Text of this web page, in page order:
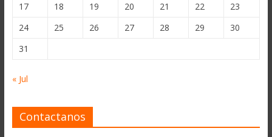
17
18 19 20 21 22
23
24
25 26 27 28 29
30
31
« Jul
Contactanos